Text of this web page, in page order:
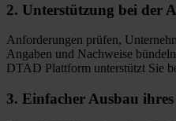
2. Unterstützung bei der
Anforderungen prüfen,
Angaben und Nachweise
DTAD Plattform unterstützt Sie
3. Einfacher Ausbau